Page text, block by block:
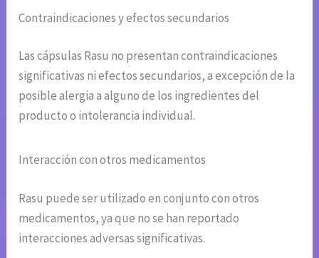
Contraindicaciones y efectos secundarios
Las cápsulas Rasu no presentan contraindicaciones
significativas ni efectos secundarios, a excepción de la
posible alergia a alguno de los ingredientes del
producto o intolerancia individual.
Interacción con otros medicamentos
Rasu puede ser utilizado en conjunto con otros
medicamentos, ya que no se han reportado
interacciones adversas significativas.